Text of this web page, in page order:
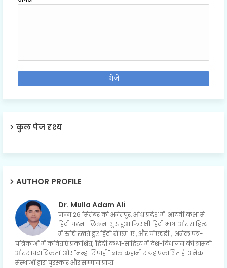
कुल पेज दृश्य
AUTHOR PROFILE
Dr. Mulla Adam Ali
जन्म 26 सितंबर को अनंतपुर, आंध्र प्रदेश में। आठवीं कक्षा से
हिंदी पढ़ना-लिखना शुरू हुआ फिर भी हिंदी भाषा और साहित्य
में रुचि रखते हुए हिंदी में एम. ए., और पीएचडी.,। अनेक पत्र-
पत्रिकाओं में कविताएं प्रकाशित, 'हिंदी कथा-साहित्य में देश-विभाजन की त्रासदी
और सांप्रदायिकता' और "नन्हा सिपाही" बाल कहानी संग्रह प्रकाशित है। अनेक
संस्थाओं द्वारा पुरस्कार और सम्मान प्राप्त।